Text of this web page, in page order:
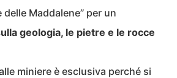
Maddalene” per un
geologia, le pietre e le rocce
miniere è esclusiva perché si